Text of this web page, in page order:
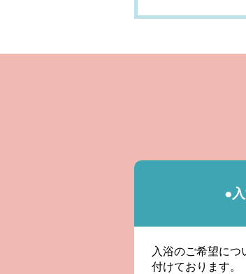
●
入浴のご希望につ
付けております。